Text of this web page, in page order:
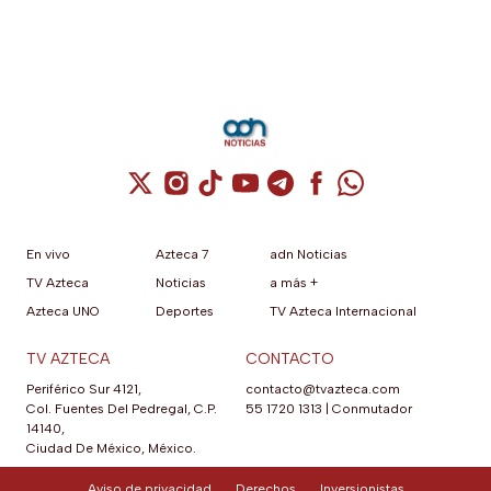
Cuenta de X / Twitter (se abre en una
Cuenta de Instagram (se abre en una
Cuenta de TikTok (se abre en
Cuenta de YouTube (se abre
Cuenta de Telegram (se
Cuenta de
Cuenta de
En vivo
TV Azteca
Azteca UNO
Azteca 7
Noticias
Deportes
adn Noticias
a más +
TV Azteca Internacional
TV AZTECA
Periférico Sur 4121,
Col. Fuentes Del Pedregal, C.P.
14140,
Ciudad De México, México.
CONTACTO
contacto@tvazteca.com
55 1720 1313 | Conmutador